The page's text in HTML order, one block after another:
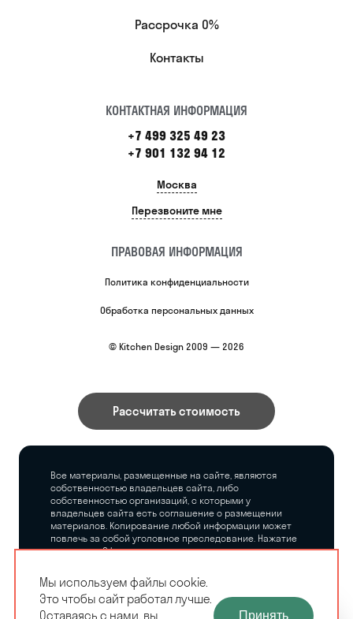
Рассрочка 0%
Контакты
КОНТАКТНАЯ ИНФОРМАЦИЯ
+7 499 325 49 23
+7 901 132 94 12
Москва
Перезвоните мне
ПРАВОВАЯ ИНФОРМАЦИЯ
Политика конфиденциальности
Обработка персональных данных
© Kitchen Design 2009 — 2026
Рассчитать стоимость
Все материалы, размещенные на сайте, являются
собственностью владельцев сайта, либо
собственностью организаций, с которыми у
владельцев сайта есть соглашение о размещении
материалов. Копирование любой информации может
повлечь за собой уголовное преследование. Нажатие
на кнопку «Оформить заказ», а также последующее
владельцев сайта никаких обязательств.
ЗАМЕРЩИК-
Мы используем файлы cookie.
Это чтобы сайт работал лучше.
Оставаясь с нами, вы
Принять